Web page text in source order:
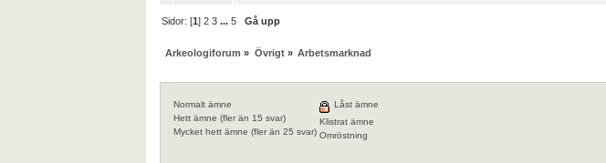
Sidor: [1]2 3 ...5 Gå upp
Arkeologiforum » Övrigt» Arbetsmarknad
Normalt ämne
Hett ämne (fler än 15 svar)
Mycket hett ämne (fler än 25 svar)
Låst ämne
Klistrat ämne
Omröstning